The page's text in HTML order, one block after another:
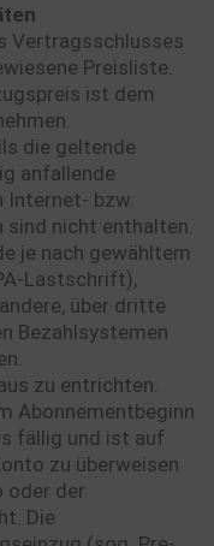
Vertragsschlusses
Preisliste.
ist dem
die geltende
anfallende
Internet- bzw.
nicht enthalten.
je nach gewähltem
Lastschrift),
über dritte
Bezahlsystemen
zu entrichten.
Abonnementbeginn
fällig und ist auf
zu überweisen
oder der
Die